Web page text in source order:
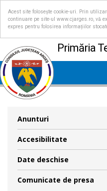
Acest site folosește cookie-uri. Prin
continuare pe site-ul www.cjarges.ro, vă
expres pentru folosirea informațiilor
Primăria
Anunturi
Accesibilitate
Date deschise
Comunicate de presa